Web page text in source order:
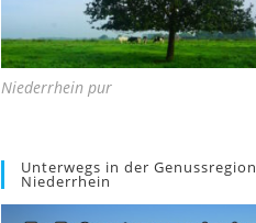
Niederrhein pur
Unterwegs in der Genussregion
Niederrhein